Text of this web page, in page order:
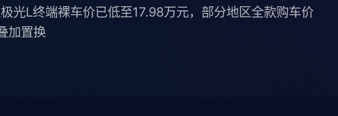
光L终端裸车价已低至17.98万元，部分地区全款购车价
加置换